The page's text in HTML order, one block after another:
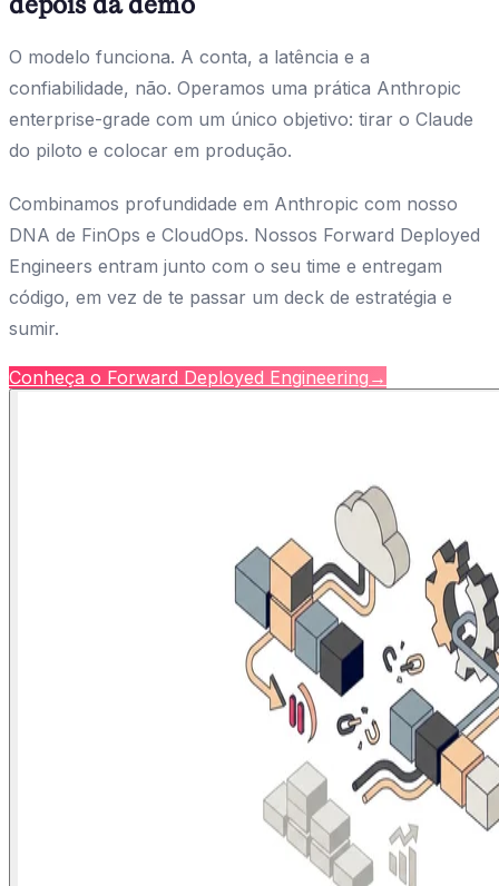
O modelo funciona. A conta, a latência e a
confiabilidade, não. Operamos uma prática Anthropic
enterprise-grade com um único objetivo: tirar o Claude
do piloto e colocar em produção.
Combinamos profundidade em Anthropic com nosso
DNA de FinOps e CloudOps. Nossos Forward Deployed
Engineers entram junto com o seu time e entregam
código, em vez de te passar um deck de estratégia e
sumir.
Conheça o Forward Deployed Engineering →